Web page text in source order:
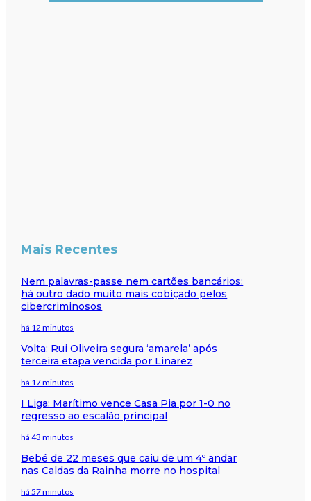
Mais Recentes
Nem palavras-passe nem cartões bancários:
há outro dado muito mais cobiçado pelos
cibercriminosos
há 12 minutos
Volta: Rui Oliveira segura ‘amarela’ após
terceira etapa vencida por Linarez
há 17 minutos
I Liga: Marítimo vence Casa Pia por 1-0 no
regresso ao escalão principal
há 43 minutos
Bebé de 22 meses que caiu de um 4º andar
nas Caldas da Rainha morre no hospital
há 57 minutos